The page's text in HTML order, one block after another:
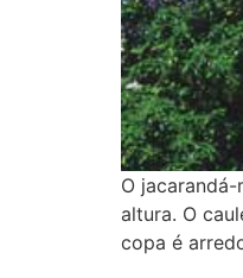
O
altura. O
copa é